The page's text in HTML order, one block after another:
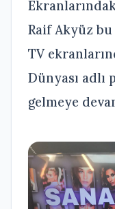
Raif Akyüz
TV
Dünyası
gelmeye